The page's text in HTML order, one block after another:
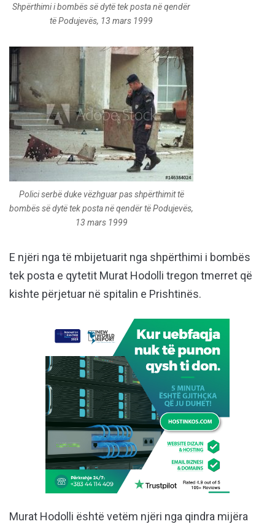
Shpërthimi i bombës së dytë tek posta në qendër
të Podujevës, 13 mars 1999
Polici serbë duke vëzhguar pas shpërthimit të
bombës së dytë tek posta në qendër të Podujevës,
13 mars 1999
E njëri nga të mbijetuarit nga shpërthimi i bombës
tek posta e qytetit Murat Hodolli tregon tmerret që
kishte përjetuar në spitalin e Prishtinës.
Murat Hodolli është vetëm njëri nga qindra mijëra